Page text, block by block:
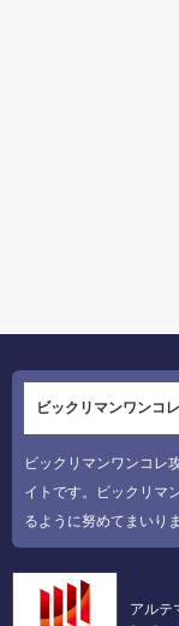
ビックリマンワンコ
ビックリマンワンコレ
イトです。ビックリマ
るように努めてまいり
アルテ